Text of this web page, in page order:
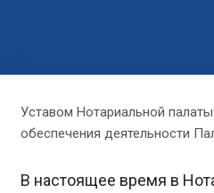
Уставом Нотариальной
обеспечения деятельности
В настоящее время в